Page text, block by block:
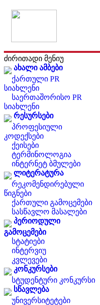
ძირითადი მენიუ
ახალი ამბები
ქართული PR
სიახლენი
საერთაშორისო PR
სიახლენი
რესურსები
პროფესიული
კოდექსები
ქეისები
ტერმინოლოგია
ინტერნეტ ბმულები
ლიტერატურა
რეკომენდირებული
წიგნები
ქართული გამოცემები
სასწავლო მასალები
პერიოდული
გამოცემები
სტატიები
ინტერვიუ
კვლევები
კონკურსები
სტუდენტური კონკურსი
სწავლება
უნივერსიტეტები